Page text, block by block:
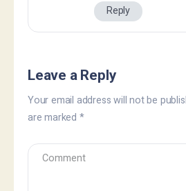
Reply
Leave a Reply
Your email address will not be
are marked *